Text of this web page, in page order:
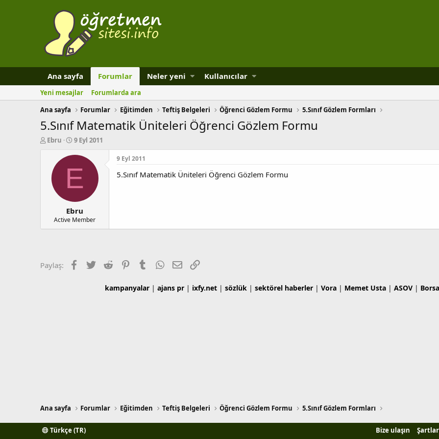
Ana sayfa Forumlar Neler yeni Kullanıcılar
Yeni mesajlar
Forumlarda ara
Ana sayfa
Forumlar Eğitimden Teftiş Belgeleri Öğrenci Gözlem Formu 5.Sınıf Gözlem Formları
5.Sınıf Matematik Üniteleri Öğrenci Gözlem Formu
K
l
n
Ebru
B
ş
a
n
ı
ç
t
a
i
9 Eyl 2011
E
Ebru
Active Member
9 Eyl 2011
5.Sınıf Matematik Üniteleri Öğrenci Gözlem Formu
Paylaş: Facebook
TwitterReddit PinterestTumblrWhatsApp
E-postaLink
kampanyalar| ajans pr| ixfy.net| sözlük| sektörel haberler| Vora| Memet Usta| ASOV| Borsa
Ana sayfa Forumlar Eğitimden Teftiş Belgeleri Öğrenci Gözlem Formu 5.Sınıf Gözlem Formları
Türkçe (TR) Bize ulaşın